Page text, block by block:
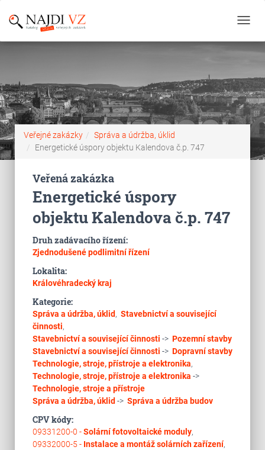
Veřejné zakázky
Správa a údržba, úklid
Energetické úspory objektu Kalendova č.p. 747
Veřená zakázka
Energetické úspory
objektu Kalendova č.p. 747
Druh zadávacího řízení:
Zjednodušené podlimitní řízení
Lokalita:
Královéhradecký kraj
Kategorie:
Správa a údržba, úklid, Stavebnictví a související
činnosti,
Stavebnictví a související činnosti -> Pozemní stavby
Stavebnictví a související činnosti -> Dopravní stavby
Technologie, stroje, přístroje a elektronika,
Technologie, stroje, přístroje a elektronika ->
Technologie, stroje a přístroje
Správa a údržba, úklid -> Správa a údržba budov
CPV kódy:
09331200-0 -Solární fotovoltaické moduly,
09332000-5 - Instalace a montáž solárních zařízení,